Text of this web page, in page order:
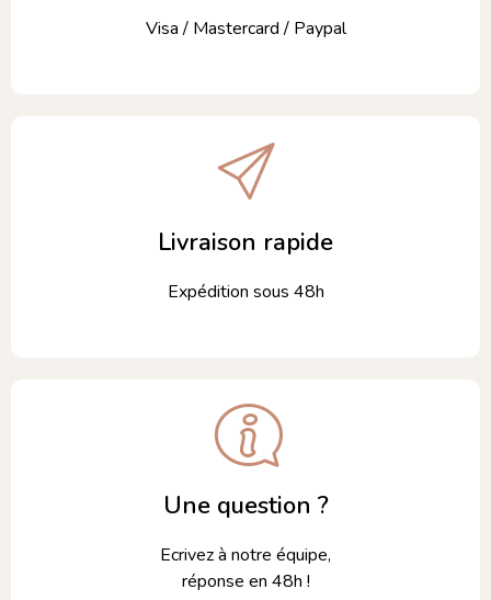
Visa / Mastercard / Paypal
Livraison rapide
Expédition sous 48h
Une question ?
Ecrivez à notre équipe,
réponse en 48h !